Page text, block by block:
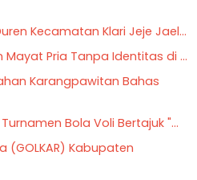
Kecamatan Klari Jeje Jael...
Mayat Pria Tanpa Identitas di ...
Karangpawitan Bahas
Bola Voli Bertajuk "...
(GOLKAR) Kabupaten